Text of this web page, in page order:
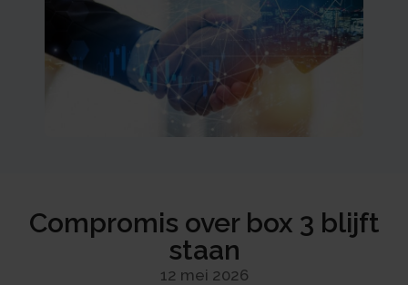
Compromis over box 3 blijft
staan
12 mei 2026